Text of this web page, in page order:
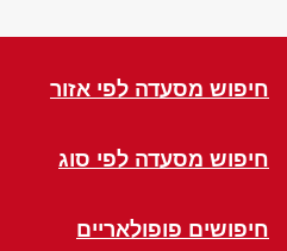
חיפוש מסעדה לפי אזור
חיפוש מסעדה לפי סוג
חיפושים פופולאריים